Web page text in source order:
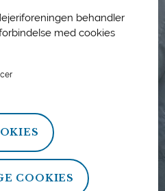
behandler
med cookies
COOKIES